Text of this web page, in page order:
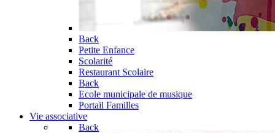
Back
Petite Enfance
Scolarité
Restaurant Scolaire
Back
Ecole municipale de musique
Portail Familles
Vie associative
Back